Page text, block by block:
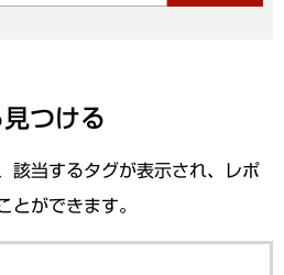
つける
該当するタグが表示され、レポ
とができます。